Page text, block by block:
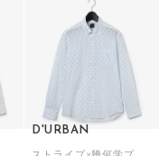
D'URBAN